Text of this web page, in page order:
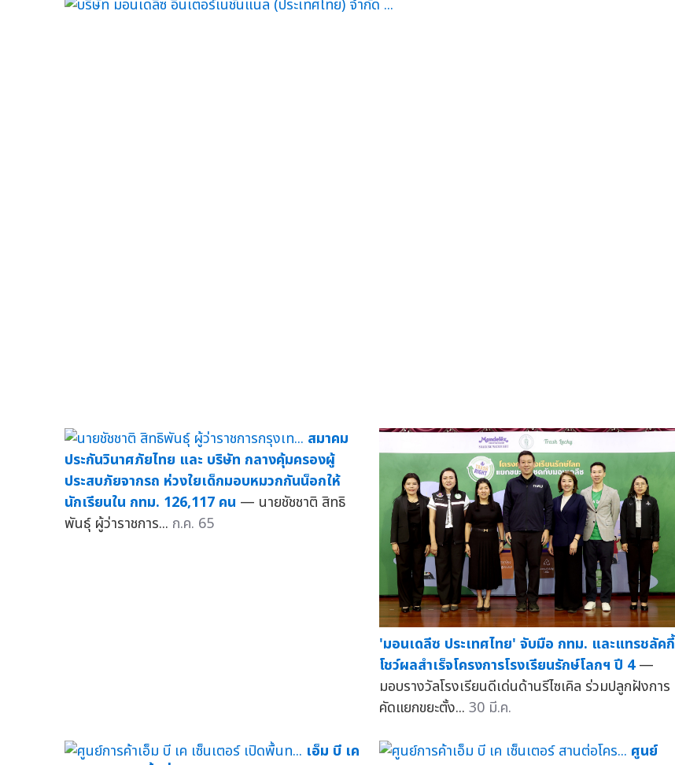
สมาคม
ประกันวินาศภัยไทย และ บริษัท กลางคุ้มครองผู้
ประสบภัยจากรถ ห่วงใยเด็กมอบหมวกกันน็อกให้
นักเรียนใน กทม. 126,117 คน — นายชัชชาติ สิทธิ
พันธุ์ ผู้ว่าราชการ... ก.ค. 65
'มอนเดลีซ ประเทศไทย' จับมือ กทม. และแทรชลัคกี้
โชว์ผลสำเร็จโครงการโรงเรียนรักษ์โลกฯ ปี 4 —
มอบรางวัลโรงเรียนดีเด่นด้านรีไซเคิล ร่วมปลูกฝังการ
คัดแยกขยะตั้ง... 30 มี.ค.
เอ็ม บี เค
ศูนย์